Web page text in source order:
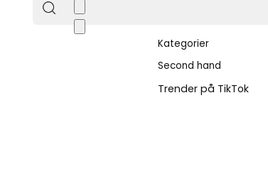
Kategorier
Second hand
Trender på TikTok